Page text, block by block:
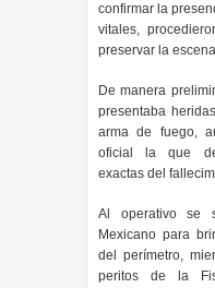
confirmar la
vitales,
preservar la
De manera
presentaba
arma de fuego,
oficial la que
exactas del
Al operativo se
Mexicano para
del perímetro,
peritos de la